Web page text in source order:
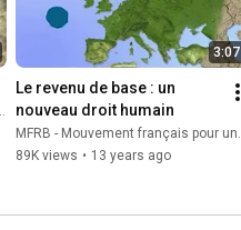
Fernandez Vallo
la Gironde, site du
3:07
Le revenu de base : un
nouveau droit humain
MFRB - Mouvement français pour un revenu de base
89K views • 13 years ago